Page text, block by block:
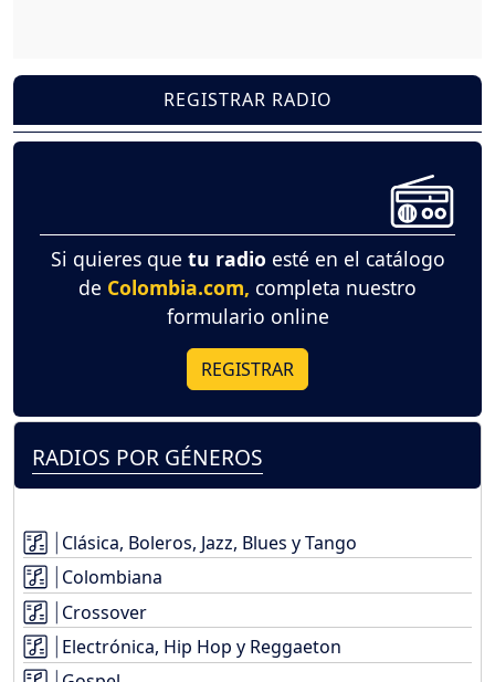
REGISTRAR RADIO
Si quieres que tu radio esté en el catálogo
de Colombia.com, completa nuestro
formulario online
REGISTRAR
RADIOS POR GÉNEROS
Clásica, Boleros, Jazz, Blues y Tango
Colombiana
Crossover
Electrónica, Hip Hop y Reggaeton